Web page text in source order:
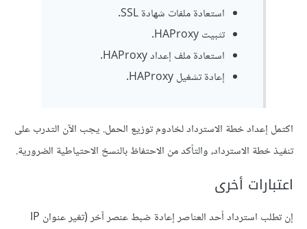
استعادة ملفات شهادة SSL.
تثبيت HAProxy.
استعادة ملف إعداد HAProxy.
إعادة تشغيل HAProxy.
اكتمل إعداد خطة الاسترداد لخادوم توزيع الحمل. يجب الآن التدرب على
تنفيذ خطة الاسترداد، والتأكد من الاحتفاظ بالنسخ الاحتياطية الضرورية.
اعتبارات أخرى
إن تطلب استرداد أحد العناصر إعادة ضبط عنصر آخر (تغير عنوان IP